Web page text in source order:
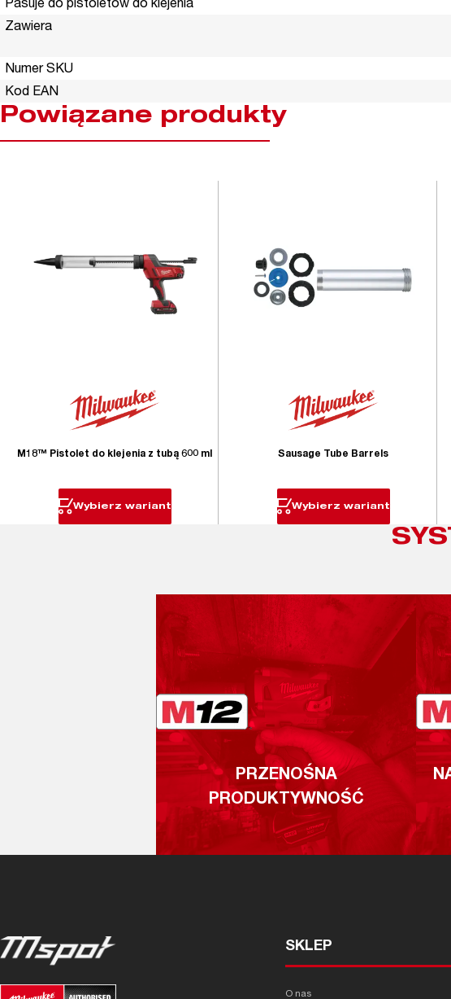
Pasuje do pistoletów do klejenia
Zawiera
Numer SKU
Kod EAN
Powiązane produkty
M18™ Pistolet do klejenia z tubą 600 ml
Wybierz wariant
Sausage Tube Barrels
Wybierz wariant
PRZENOŚNA
PRODUKTYWNOŚĆ
SKLEP
O nas